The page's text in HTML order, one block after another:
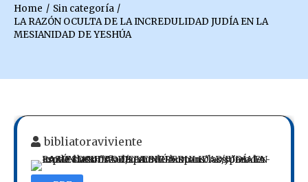
Home
Sin categoría
LA RAZÓN OCULTA DE LA INCREDULIDAD JUDÍA EN LA
MESIANIDAD DE YESHÚA
bibliatoraviviente